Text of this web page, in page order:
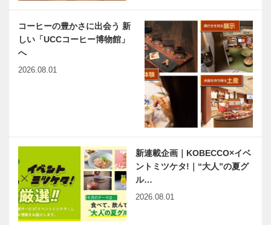
コーヒーの豊かさに出会う 新
しい「UCCコーヒー博物館」
へ
2026.08.01
新連載企画｜KOBECCO×イベ
ントミツケタ!｜“大人”の夏グ
ル…
2026.08.01